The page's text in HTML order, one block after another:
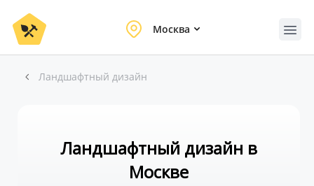
Москва
Ландшафтный дизайн
Ландшафтный дизайн в
Москве